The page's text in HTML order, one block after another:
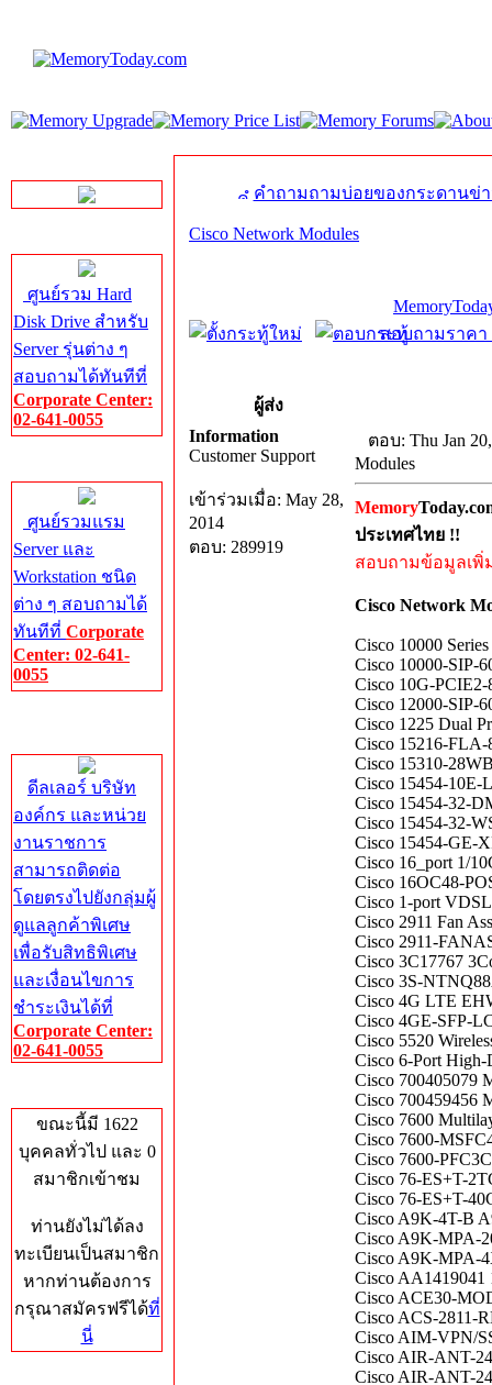
ศูนย์รวม Hard
Disk Drive สำหรับ
Server รุ่นต่าง ๆ
สอบถามได้ทันทีที่
Corporate Center:
02-641-0055
ศูนย์รวมแรม
Server และ
Workstation ชนิด
ต่าง ๆ สอบถามได้
ทันทีที่ Corporate
Center: 02-641-
0055
ดีลเลอร์ บริษัท
องค์กร และหน่วย
งานราชการ
สามารถติดต่อ
โดยตรงไปยังกลุ่มผู้
ดูแลลูกค้าพิเศษ
เพื่อรับสิทธิพิเศษ
และเงื่อนไขการ
ชำระเงินได้ที่
Corporate Center:
02-641-0055
ขณะนี้มี 1622
บุคคลทั่วไป และ 0
สมาชิกเข้าชม
ท่านยังไม่ได้ลง
ทะเบียนเป็นสมาชิก
หากท่านต้องการ
กรุณาสมัครฟรีได้ที่
นี่
คำถามถามบ่อยของกระดานข่
Cisco Network Modules
สอบถามราคา
ผู้ส่ง
Information
Customer Support
เข้าร่วมเมื่อ: May 28,
2014
ตอบ: 289919
ตอบ: Thu Jan
Modules
Memory
ประเทศไทย !!
สอบถามข้อมูลเพิ่
Cisco Network
Cisco 10000
Cisco 10000-SIP-
Cisco 10G-
Cisco 12000-SIP-
Cisco 1225 Dual
Cisco 15216-
Cisco 15310-
Cisco 15454-10E-
Cisco 15454-32-
Cisco 15454-32-
Cisco 15454-GE-
Cisco 16_port 1/
Cisco 16OC48-
Cisco 1-port
Cisco 2911 Fan
Cisco 2911-
Cisco 3C17767
Cisco 3S-
Cisco 4G LTE
Cisco 4GE-SFP-
Cisco 5520
Cisco 6-Port
Cisco 700405079
Cisco 700459456
Cisco 7600
Cisco 7600-
Cisco 7600-
Cisco 76-ES+T-
Cisco 76-ES+T-
Cisco A9K-4T-B
Cisco A9K-MPA-
Cisco A9K-MPA-
Cisco AA1419041
Cisco ACE30-
Cisco ACS-2811-
Cisco AIM-VPN/
Cisco AIR-ANT-
Cisco AIR-ANT-